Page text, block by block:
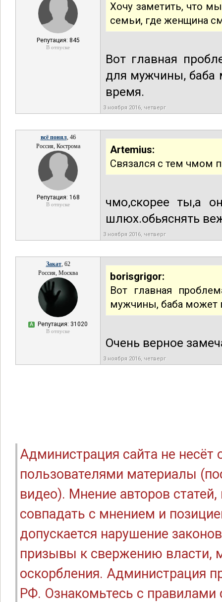
Репутация: 845
В отпуске
Хочу заметить, что
семьи, где женщина
Вот главная
для мужчины, баба
время.
3 ноября 2016, четверг
всё понял, 46
Россия, Кострома
Репутация: 168
В отпуске
Artemius:
Связался с тем чмом
чмо,скорее ты,а
шлюх.обьяснять
3 ноября 2016, четверг
Закат, 62
Россия, Москва
А Репутация: 31020
В отпуске
borisgrigor:
Вот главная
мужчины, баба может
Очень верное
3 ноября 2016, четверг
Администрация сайта не
пользователями материалы
видео). Мнение авторов
совпадать с мнением и
допускается нарушение
призывы к свержению власти,
оскорбления. Администрация
РФ. Ознакомьтесь с правилами